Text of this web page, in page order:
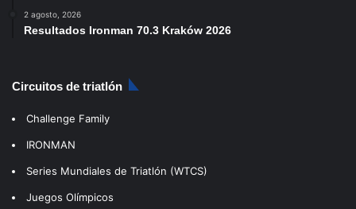
2 agosto, 2026
Resultados Ironman 70.3 Kraków 2026
Circuitos de triatlón
Challenge Family
IRONMAN
Series Mundiales de Triatlón (WTCS)
Juegos Olímpicos